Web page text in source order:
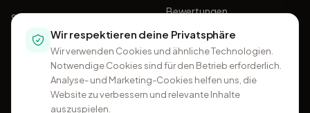
Sponsoring
Bewertungen
AGB
Wir respektieren deine Privatsphäre
Wir verwenden Cookies und ähnliche Technologien.
Notwendige Cookies sind für den Betrieb erforderlich.
Analyse- und Marketing-Cookies helfen uns, die
Website zu verbessern und relevante Inhalte
auszuspielen.